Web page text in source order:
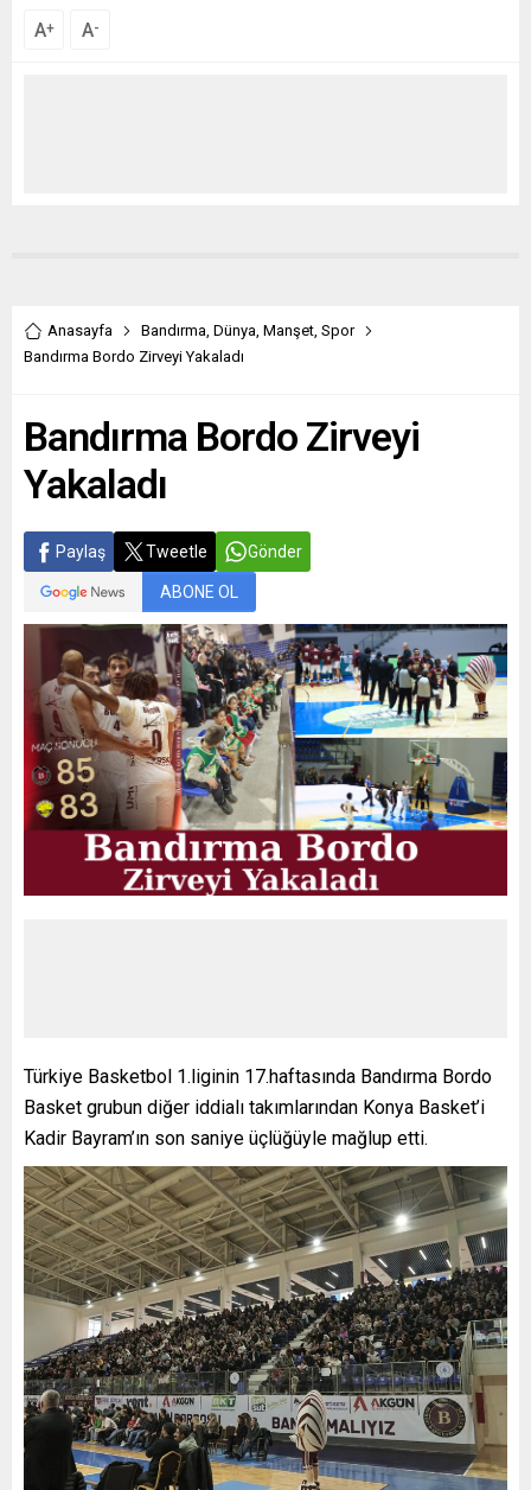
A+ A-
Anasayfa Bandırma Dünya Manşet Spor
Bandırma Bordo Zirveyi Yakaladı
Bandırma Bordo Zirveyi
Yakaladı
Paylaş Tweetle Gönder
ABONE OL
Türkiye Basketbol 1.liginin 17.haftasında Bandırma Bordo
Basket grubun diğer iddialı takımlarından Konya Basket’i
Kadir Bayram’ın son saniye üçlüğüyle mağlup etti.